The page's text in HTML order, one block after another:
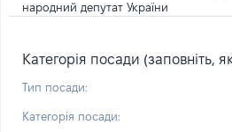
народний депутат України
Категорія посади (заповніть,
Тип посади:
Категорія посади: